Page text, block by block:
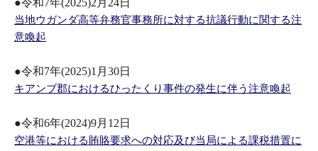
●令和7年(2025)2月24日
当地ウガンダ高等弁務官事務所に対する抗議行動に関する注
意喚起
●令和7年(2025)1月30日
キアンブ郡におけるひったくり事件の発生に伴う注意喚起
●令和6年(2024)9月12日
空港等における賄賂要求への対応及び当局による課税措置に